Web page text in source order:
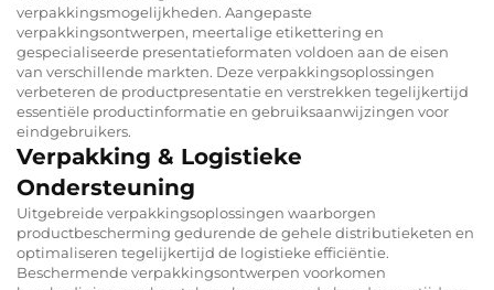
verpakkingsmogelijkheden. Aangepaste
verpakkingsontwerpen, meertalige etikettering en
gespecialiseerde presentatieformaten voldoen aan de eisen
van verschillende markten. Deze verpakkingsoplossingen
verbeteren de productpresentatie en verstrekken tegelijkertijd
essentiële productinformatie en gebruiksaanwijzingen voor
eindgebruikers.
Verpakking & Logistieke
Ondersteuning
Uitgebreide verpakkingsoplossingen waarborgen
productbescherming gedurende de gehele distributieketen en
optimaliseren tegelijkertijd de logistieke efficiëntie.
Beschermende verpakkingsontwerpen voorkomen